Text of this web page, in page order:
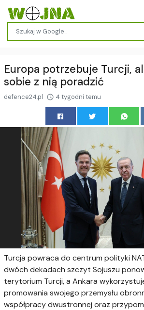
Europa potrzebuje Turcji,
sobie z nią poradzić
defence24.pl 4 tygodni temu
Turcja powraca do centrum polityki
dwóch dekadach szczyt Sojuszu
terytorium Turcji, a Ankara
promowania swojego przemysłu
współpracy dwustronnej oraz